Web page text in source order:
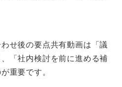
せ後の要点共有動画は「議
「社内検討を前に進める補
重要です。